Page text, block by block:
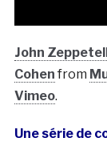
John
Cohen from
Vimeo.
Une série de